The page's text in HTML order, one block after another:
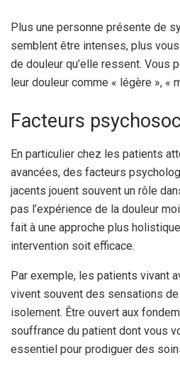
Plus une personne présente de
semblent être intenses, plus
de douleur qu’elle ressent. Vous
leur douleur comme « légère », «
Facteurs
En particulier chez les patients
avancées, des facteurs
jacents jouent souvent un rôle
pas l’expérience de la douleur
fait à une approche plus
intervention soit efficace.
Par exemple, les patients vivant
vivent souvent des sensations
isolement. Être ouvert aux
souffrance du patient dont vous
essentiel pour prodiguer des